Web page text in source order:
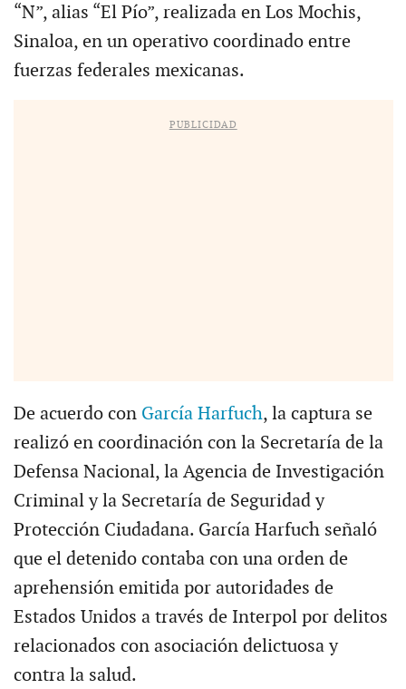
“N”, alias “El Pío”, realizada en Los Mochis,
Sinaloa, en un operativo coordinado entre
fuerzas federales mexicanas.
PUBLICIDAD
De acuerdo con García Harfuch, la captura se
realizó en coordinación con la Secretaría de la
Defensa Nacional, la Agencia de Investigación
Criminal y la Secretaría de Seguridad y
Protección Ciudadana. García Harfuch señaló
que el detenido contaba con una orden de
aprehensión emitida por autoridades de
Estados Unidos a través de Interpol por delitos
relacionados con asociación delictuosa y
contra la salud.